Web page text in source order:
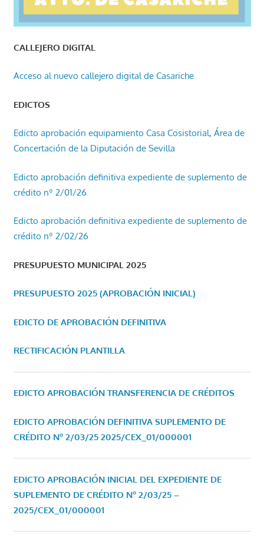
CALLEJERO DIGITAL
Acceso al nuevo callejero digital de Casariche
EDICTOS
Edicto aprobación equipamiento Casa Cosistorial, Área de
Concertación de la Diputación de Sevilla
Edicto aprobación definitiva expediente de suplemento de
crédito nº 2/01/26
Edicto aprobación definitiva expediente de suplemento de
crédito nº 2/02/26
PRESUPUESTO MUNICIPAL 2025
PRESUPUESTO 2025 (APROBACIÓN INICIAL)
EDICTO DE APROBACIÓN DEFINITIVA
RECTIFICACIÓN PLANTILLA
EDICTO APROBACIÓN TRANSFERENCIA DE CRÉDITOS
EDICTO APROBACIÓN DEFINITIVA SUPLEMENTO DE
CRÉDITO Nº 2/03/25 2025/CEX_01/000001
EDICTO APROBACIÓN INICIAL DEL EXPEDIENTE DE
SUPLEMENTO DE CRÉDITO Nº 2/03/25 –
2025/CEX_01/000001